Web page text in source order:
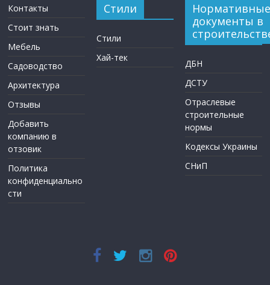
Контакты
Стоит знать
Мебель
Садоводство
Архитектура
Отзывы
Добавить
компанию в
отзовик
Политика
конфиденциально
сти
Стили
Стили
Хай-тек
Нормативные
документы в
ДБН
ДСТУ
Отраслевые
строительные
нормы
Кодексы Украины
СНиП